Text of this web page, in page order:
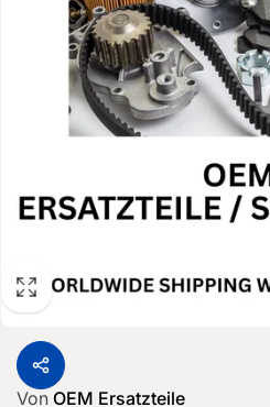
Von OEM Ersatzteile